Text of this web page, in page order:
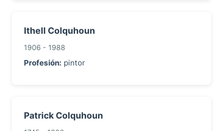
Ithell Colquhoun
1906 - 1988
Profesión: pintor
Patrick Colquhoun